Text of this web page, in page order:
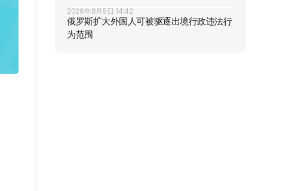
2026年8月5日 14:42
俄罗斯扩大外国人可被驱逐出境行政违法行
为范围